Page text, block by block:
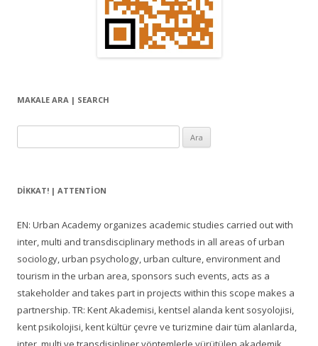
MAKALE ARA | SEARCH
DIKKAT! | ATTENTION
EN: Urban Academy organizes academic studies carried out with
inter, multi and transdisciplinary methods in all areas of urban
sociology, urban psychology, urban culture, environment and
tourism in the urban area, sponsors such events, acts as a
stakeholder and takes part in projects within this scope makes a
partnership. TR: Kent Akademisi, kentsel alanda kent sosyolojisi,
kent psikolojisi, kent kültür çevre ve turizmine dair tüm alanlarda,